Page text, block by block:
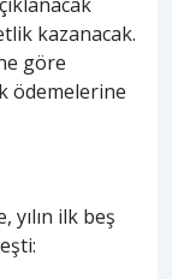
kazanacak.
göre
ödemelerine
ilk beş